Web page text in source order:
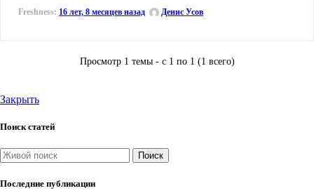
16 лет, 8 месяцев назад Денис Усов
Просмотр 1 темы - с 1 по 1 (1 всего)
Закрыть
Поиск статей
Поиск
Последние публикации